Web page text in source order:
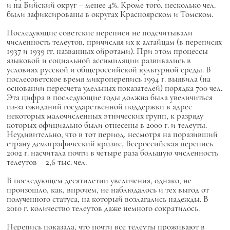
и на Бийский округ – менее 4%. Кроме того, несколько чел.
были зафиксированы в округах Красноярском и Томском.
Последующие советские переписи не подсчитывали
численность телеутов, причисляя их к алтайцам (в переписях
1937 и 1939 гг. названных ойротами). При этом процессы
языковой и социальной ассимиляции развивались в
условиях русской и общероссийской культурной среды. В
послесоветское время микроперепись 1994 г. выявила (на
основании пересчета удельных показателей) порядка 700 чел.
Эта цифра в последующие годы должна была увеличиться
из-за ожиданий государственной поддержки в адрес
некоторых малочисленных этнических групп, к разряду
которых официально были отнесены в 2000 г. и телеуты.
Неудивительно, что в тот период, несмотря на поразивший
страну демографический кризис, Всероссийская перепись
2002 г. насчитала почти в четыре раза большую численность
телеутов – 2,6 тыс. чел.
В последующем десятилетии увеличения, однако, не
произошло, как, впрочем, не наблюдалось и тех выгод от
полученного статуса, на который возлагались надежды. В
2010 г. количество телеутов даже немного сократилось.
Перепись показала, что почти все телеуты проживают в